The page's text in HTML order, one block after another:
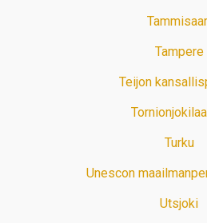
Tampere
Teijon
Turku
Unescon
Utsjoki